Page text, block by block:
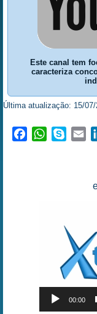
Este canal tem
caracteriza
Última atualização: 15/
FacebookWhatsApp
Skype
00:00